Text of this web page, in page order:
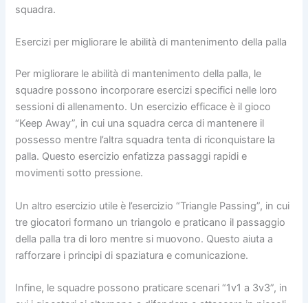
squadra.
Esercizi per migliorare le abilità di mantenimento della palla
Per migliorare le abilità di mantenimento della palla, le
squadre possono incorporare esercizi specifici nelle loro
sessioni di allenamento. Un esercizio efficace è il gioco
“Keep Away”, in cui una squadra cerca di mantenere il
possesso mentre l’altra squadra tenta di riconquistare la
palla. Questo esercizio enfatizza passaggi rapidi e
movimenti sotto pressione.
Un altro esercizio utile è l’esercizio “Triangle Passing”, in cui
tre giocatori formano un triangolo e praticano il passaggio
della palla tra di loro mentre si muovono. Questo aiuta a
rafforzare i principi di spaziatura e comunicazione.
Infine, le squadre possono praticare scenari “1v1 a 3v3”, in